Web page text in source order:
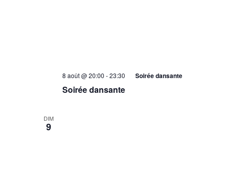
Soirée dansante
8 août @ 20:00 -23:30 Soirée dansante
DIM
9